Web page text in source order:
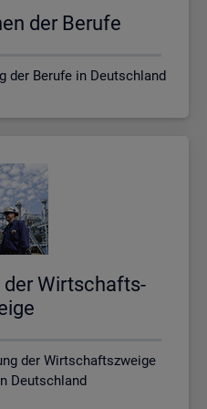
der Be­ru­fe
der Berufe in Deutschland
der Wirt­schafts­
der Wirtschaftszweige
Deutschland